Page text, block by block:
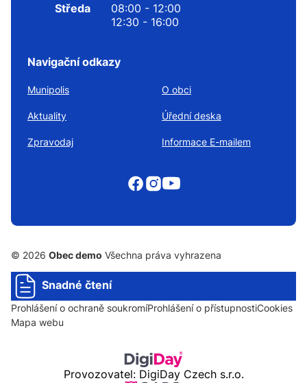
Středa
08:00 - 12:00
12:30 - 16:00
Navigační odkazy
Munipolis O obci
Aktuality Úřední deska
Zpravodaj Informace E-mailem
© 2026 Obec demo Všechna práva vyhrazena
Snadné čtení
Prohlášení o ochraně soukromíProhlášení o přístupnostiCookies
Mapa webu
Provozovatel: DigiDay Czech s.r.o.